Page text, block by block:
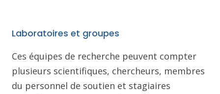
Laboratoires et groupes
Ces équipes de recherche peuvent compter
plusieurs scientifiques, chercheurs, membres
du personnel de soutien et stagiaires